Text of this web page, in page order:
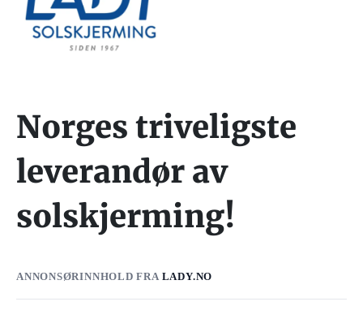
Norges triveligste
leverandør av
solskjerming!
ANNONSØRINNHOLD FRA LADY.NO